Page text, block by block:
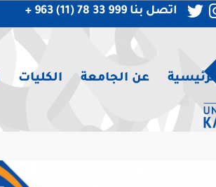
اتصل بنا 999 33 78 (11) 963 +
الرئيسية عن الجامعة الكليات